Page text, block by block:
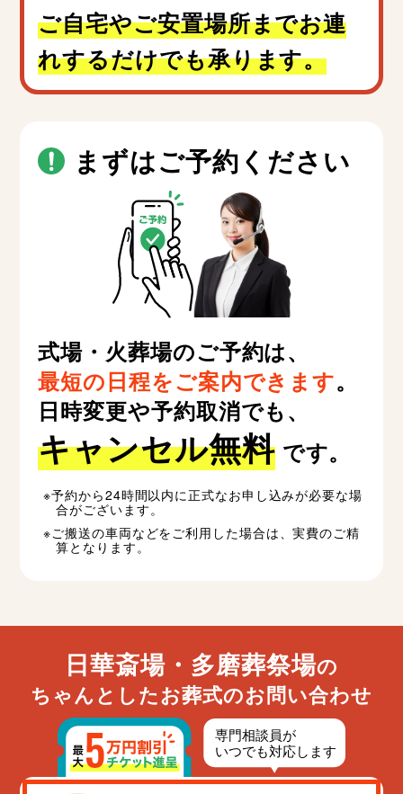
ご自宅やご安置場所までお連
れするだけでも承ります。
まずはご予約ください
式場・火葬場のご予約は、
最短の日程をご案内できます。
日時変更や予約取消でも、
キャンセル無料です。
予約から24時間以内に正式なお申し込みが必要な場
合がございます。
ご搬送の車両などをご利用した場合は、実費のご精
算となります。
日華斎場・多磨葬祭場の
ちゃんとしたお葬式のお問い合わせ